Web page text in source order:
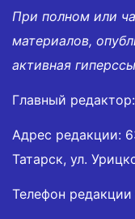
При полном или
материалов,
активная
Главный
Адрес редакции:
Татарск, ул.
Телефон